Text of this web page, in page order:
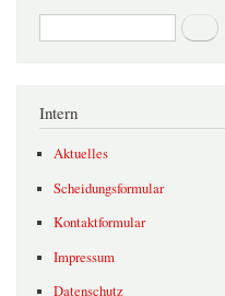
Suchformular
Intern
Aktuelles
Scheidungsformular
Kontaktformular
Impressum
Datenschutz